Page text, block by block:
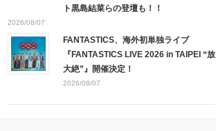
ト黒島結菜らの登壇も！！
2026/08/07
FANTASTICS、海外初単独ライブ
『FANTASTICS LIVE 2026 in TAIPEI “放
大絶”』開催決定！
2026/08/07